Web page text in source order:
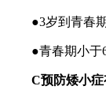
●3岁到青春期
●青春期小于6
C预防矮小症